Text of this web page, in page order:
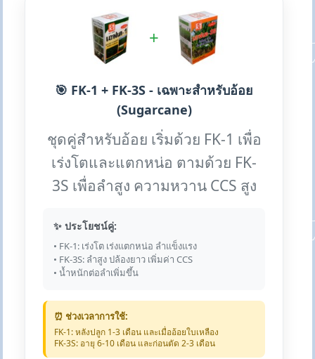
+
🎯 FK-1 + FK-3S - เฉพาะสำหรับอ้อย
(Sugarcane)
ชุดคู่สำหรับอ้อย เริ่มด้วย FK-1 เพื่อ
เร่งโตและแตกหน่อ ตามด้วย FK-
3S เพื่อลำสูง ความหวาน CCS สูง
✨ ประโยชน์คู่:
• FK-1: เร่งโต เร่งแตกหน่อ ลำแข็งแรง
• FK-3S: ลำสูง ปล้องยาว เพิ่มค่า CCS
• น้ำหนักต่อลำเพิ่มขึ้น
⏰ ช่วงเวลาการใช้:
FK-1: หลังปลูก 1-3 เดือน และเมื่ออ้อยใบเหลือง
FK-3S: อายุ 6-10 เดือน และก่อนตัด 2-3 เดือน